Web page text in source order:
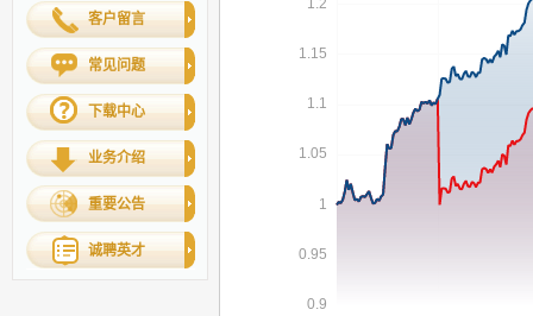
客户留言
常见问题
下载中心
业务介绍
重要公告
诚聘英才